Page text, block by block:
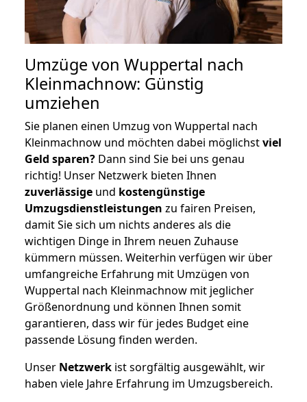
Umzüge von Wuppertal nach
Kleinmachnow: Günstig
umziehen
Sie planen einen Umzug von Wuppertal nach
Kleinmachnow und möchten dabei möglichstviel
Geld sparen? Dann sind Sie bei uns genau
richtig! Unser Netzwerk bieten Ihnen
zuverlässige und kostengünstige
Umzugsdienstleistungen zu fairen Preisen,
damit Sie sich um nichts anderes als die
wichtigen Dinge in Ihrem neuen Zuhause
kümmern müssen. Weiterhin verfügen wir über
umfangreiche Erfahrung mit Umzügen von
Wuppertal nach Kleinmachnow mit jeglicher
Größenordnung und können Ihnen somit
garantieren, dass wir für jedes Budget eine
passende Lösung finden werden.
Unser Netzwerk ist sorgfältig ausgewählt, wir
haben viele Jahre Erfahrung im Umzugsbereich.